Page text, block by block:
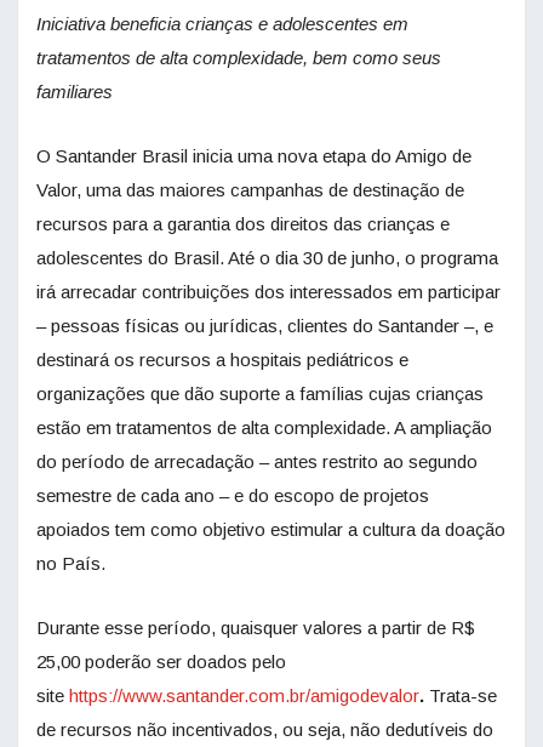
Iniciativa beneficia crianças e adolescentes em
tratamentos de alta complexidade, bem como seus
familiares
O Santander Brasil inicia uma nova etapa do Amigo de
Valor, uma das maiores campanhas de destinação de
recursos para a garantia dos direitos das crianças e
adolescentes do Brasil. Até o dia 30 de junho, o programa
irá arrecadar contribuições dos interessados em participar
– pessoas físicas ou jurídicas, clientes do Santander –, e
destinará os recursos a hospitais pediátricos e
organizações que dão suporte a famílias cujas crianças
estão em tratamentos de alta complexidade. A ampliação
do período de arrecadação – antes restrito ao segundo
semestre de cada ano – e do escopo de projetos
apoiados tem como objetivo estimular a cultura da doação
no País.
Durante esse período, quaisquer valores a partir de R$
25,00 poderão ser doados pelo
site https://www.santander.com.br/amigodevalor. Trata-se
de recursos não incentivados, ou seja, não dedutíveis do